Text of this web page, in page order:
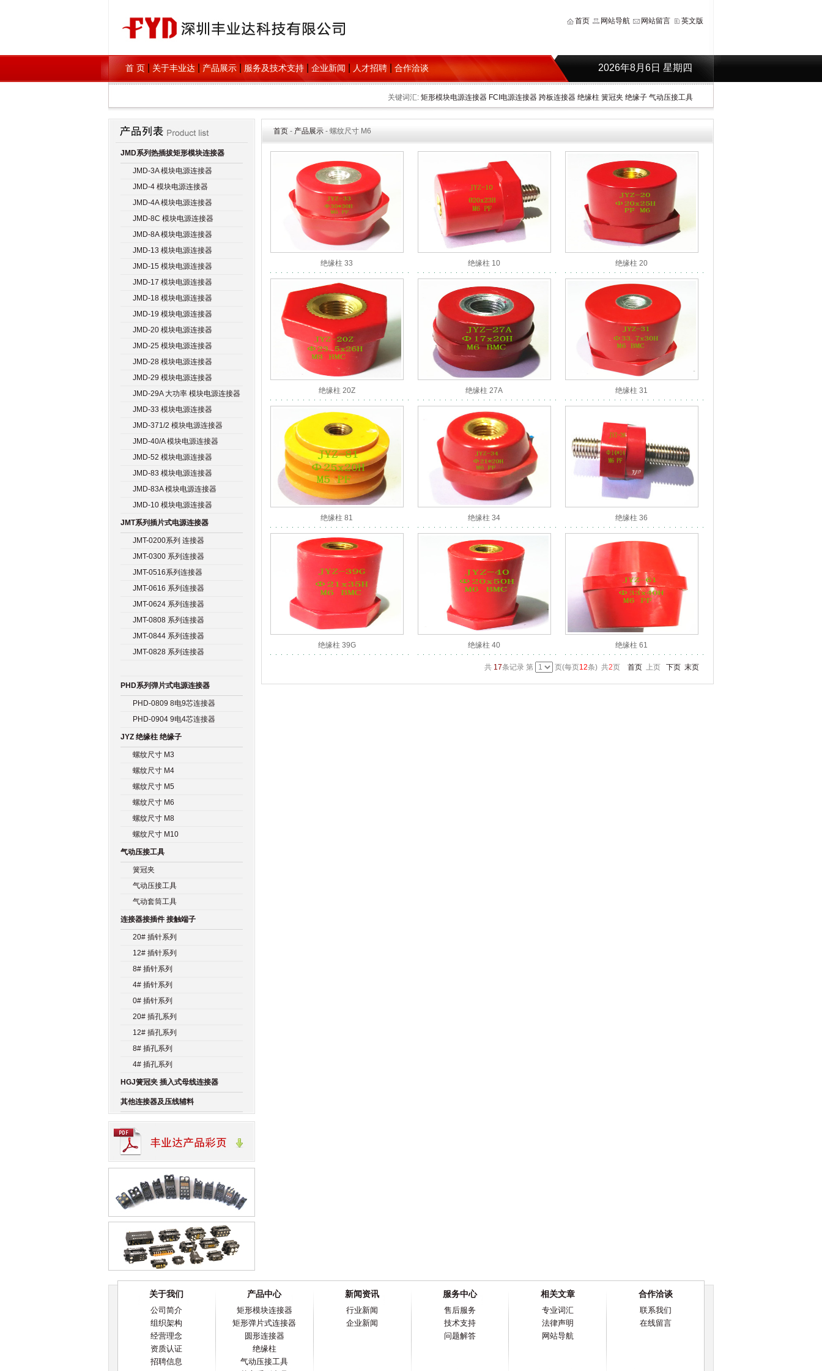
首页 网站导航 网站留言 英文版
首 页 关于丰业达 产品展示 服务及技术支持 企业新闻 人才招聘 合作洽谈 2026年8月6日 星期四
关键词汇: 矩形模块电源连接器 FCI电源连接器 跨板连接器 绝缘柱 簧冠夹 绝缘子 气动压接工具
JMD系列热插拔矩形模块连接器
JMD-3A 模块电源连接器
JMD-4 模块电源连接器
JMD-4A 模块电源连接器
JMD-8C 模块电源连接器
JMD-8A 模块电源连接器
JMD-13 模块电源连接器
JMD-15 模块电源连接器
JMD-17 模块电源连接器
JMD-18 模块电源连接器
JMD-19 模块电源连接器
JMD-20 模块电源连接器
JMD-25 模块电源连接器
JMD-28 模块电源连接器
JMD-29 模块电源连接器
JMD-29A 大功率 模块电源连接器
JMD-33 模块电源连接器
JMD-371/2 模块电源连接器
JMD-40/A 模块电源连接器
JMD-52 模块电源连接器
JMD-83 模块电源连接器
JMD-83A 模块电源连接器
JMD-10 模块电源连接器
JMT系列插片式电源连接器
JMT-0200系列 连接器
JMT-0300 系列连接器
JMT-0516系列连接器
JMT-0616 系列连接器
JMT-0624 系列连接器
JMT-0808 系列连接器
JMT-0844 系列连接器
JMT-0828 系列连接器
PHD系列弹片式电源连接器
PHD-0809 8电9芯连接器
PHD-0904 9电4芯连接器
JYZ 绝缘柱 绝缘子
螺纹尺寸 M3
螺纹尺寸 M4
螺纹尺寸 M5
螺纹尺寸 M6
螺纹尺寸 M8
螺纹尺寸 M10
气动压接工具
簧冠夹
气动压接工具
气动套筒工具
连接器接插件 接触端子
20# 插针系列
12# 插针系列
8# 插针系列
4# 插针系列
0# 插针系列
20# 插孔系列
12# 插孔系列
8# 插孔系列
4# 插孔系列
HGJ簧冠夹 插入式母线连接器
其他连接器及压线辅料
首页 - 产品展示 - 螺纹尺寸 M6
绝缘柱 33 绝缘柱 10 绝缘柱 20
绝缘柱 20Z 绝缘柱 27A 绝缘柱 31
绝缘柱 81 绝缘柱 34 绝缘柱 36
绝缘柱 39G 绝缘柱 40 绝缘柱 61
共 17条记录 第 页(每页12条) 共2页 首页 上页 下页 末页
关于我们 产品中心 新闻资讯 服务中心 相关文章 合作洽谈
公司简介 矩形模块连接器 行业新闻 售后服务 专业词汇
联系我们
组织架构
矩形弹片式连接器 企业新闻 技术支持 法律声明
在线留言
经营理念
圆形连接器 问题解答
网站导航
资质认证
绝缘柱
招聘信息
气动压接工具